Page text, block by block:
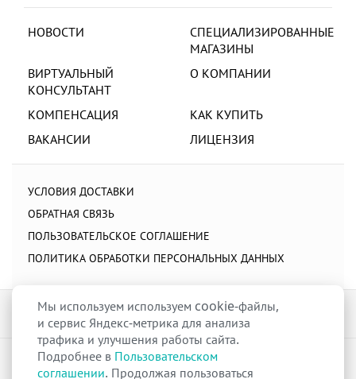
НОВОСТИ
СПЕЦИАЛИЗИРОВАННЫЕ
МАГАЗИНЫ
ВИРТУАЛЬНЫЙ
КОНСУЛЬТАНТ
О КОМПАНИИ
КОМПЕНСАЦИЯ
КАК КУПИТЬ
ВАКАНСИИ
ЛИЦЕНЗИЯ
УСЛОВИЯ ДОСТАВКИ
ОБРАТНАЯ СВЯЗЬ
ПОЛЬЗОВАТЕЛЬСКОЕ СОГЛАШЕНИЕ
ПОЛИТИКА ОБРАБОТКИ ПЕРСОНАЛЬНЫХ ДАННЫХ
raduga-ural.ru ©
Группа компаний Радуга
Мы используем используем cookie-файлы,
и сервис Яндекс-метрика для анализа
трафика и улучшения работы сайта.
Подробнее в Пользовательском
соглашении. Продолжая пользоваться